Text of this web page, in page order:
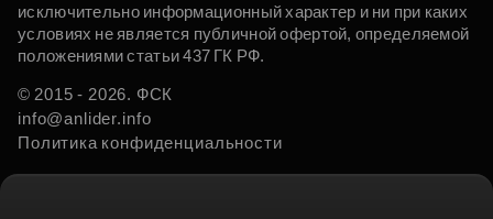
исключительно информационный характер и ни при каких
условиях не является публичной офертой, определяемой
положениями статьи 437 ГК РФ.
© 2015 - 2026. ФСК
info@anlider.info
Политика конфиденциальности